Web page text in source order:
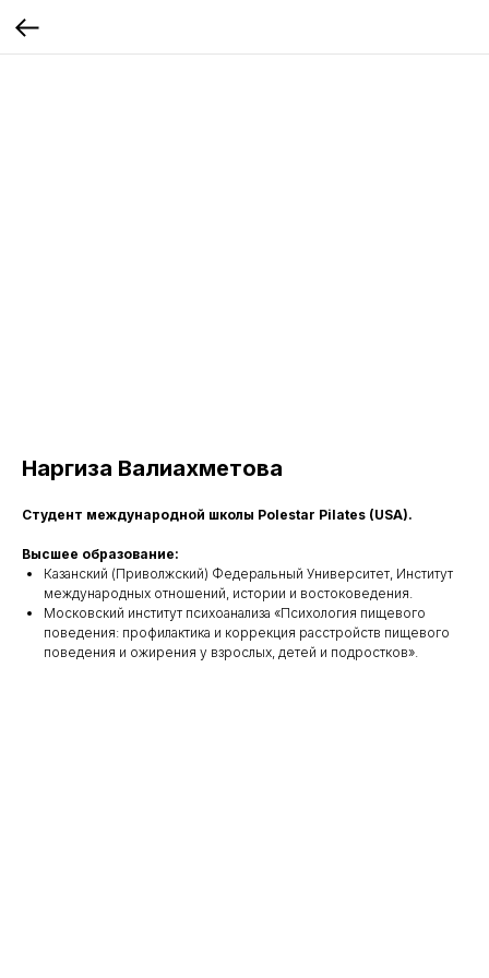
Наргиза Валиахметова
Студент международной школы Polestar Pilates (USA).
Высшее образование:
Казанский (Приволжский) Федеральный Университет, Институт
международных отношений, истории и востоковедения.
Московский институт психоанализа «Психология пищевого
поведения: профилактика и коррекция расстройств пищевого
поведения и ожирения у взрослых, детей и подростков».